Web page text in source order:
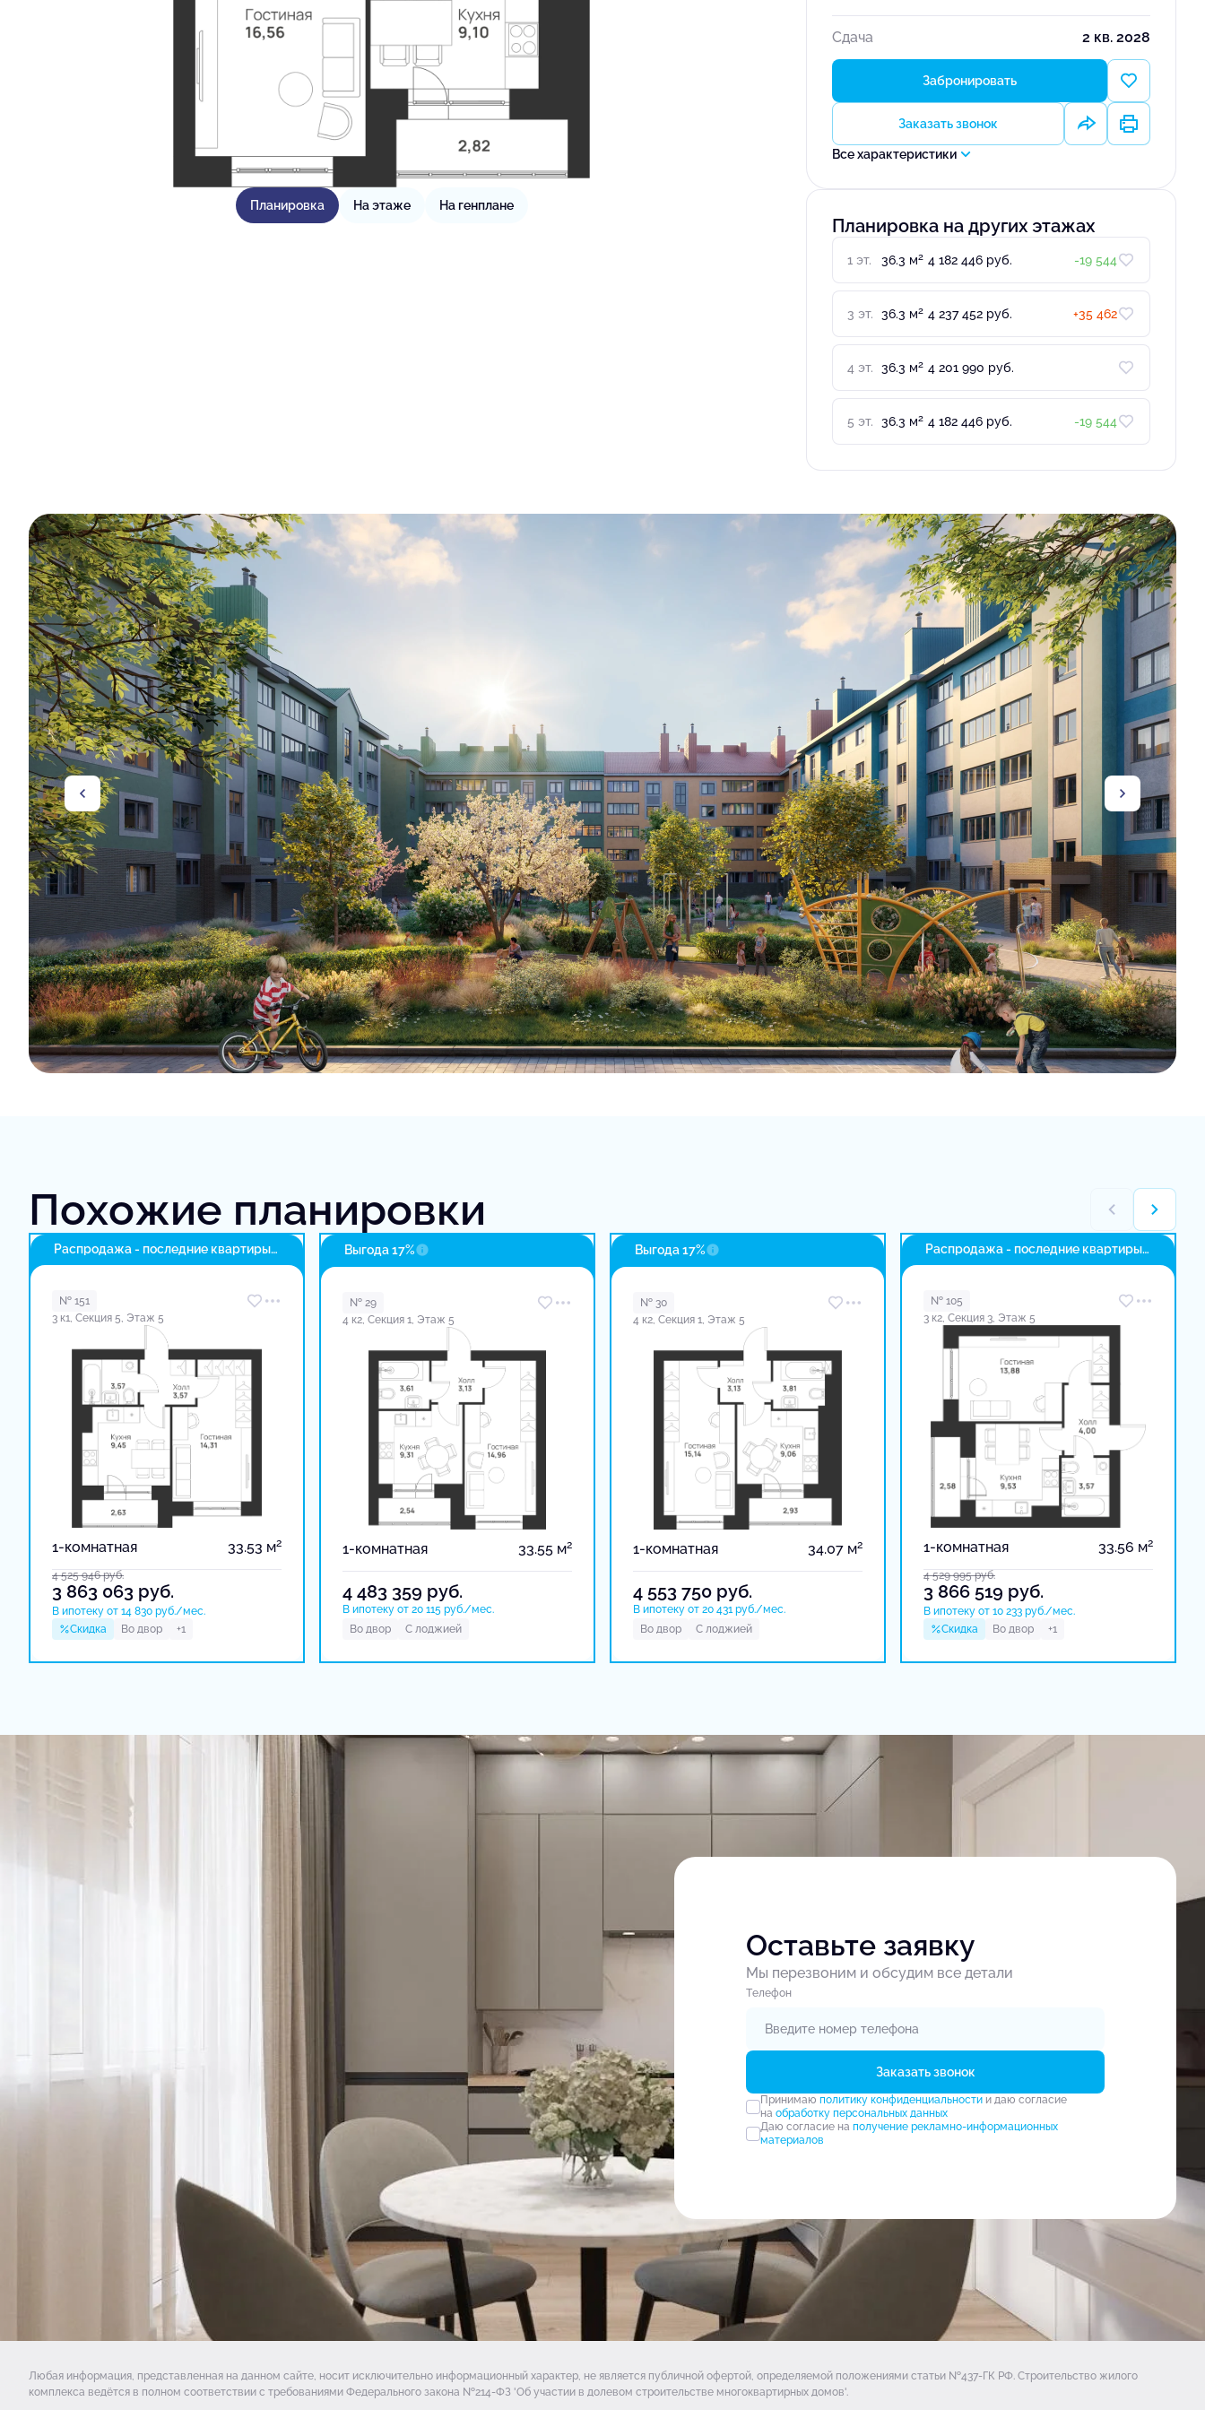
Планировка На этаже На генплане
Сдача 2 кв. 2028
Забронировать
Заказать звонок
Все характеристики
Планировка на других этажах
1 эт. 36.3 м2 4 182 446 руб. -19 544
3 эт. 36.3 м2 4 237 452 руб. +35 462
4 эт. 36.3 м2 4 201 990 руб.
5 эт. 36.3 м2 4 182 446 руб. -19 544
Похожие планировки
Распродажа - последние квартиры
№ 151
3 к1, Секция 5, Этаж 5
1-комнатная 33.53 м2
4 525 946руб.
3 863 063 руб.
В ипотеку от 14 830 руб./мес.
Скидка
Во двор +1
Выгода 17%
№ 29
4 к2, Секция 1, Этаж 5
1-комнатная 33.55 м2
4 483 359 руб.
В ипотеку от 20 115 руб./мес.
Во двор
С лоджией
Выгода 17%
№ 30
4 к2, Секция 1, Этаж 5
1-комнатная 34.07 м2
4 553 750 руб.
В ипотеку от 20 431 руб./мес.
Во двор
С лоджией
Распродажа - последние квартиры
№ 105
3 к2, Секция 3, Этаж 5
1-комнатная 33.56 м2
4 529 995руб.
3 866 519 руб.
В ипотеку от 10 233 руб./мес.
Скидка
Во двор +1
Оставьте заявку
Мы перезвоним и обсудим все детали
Tелефон
Заказать звонок
Принимаю политику конфиденциальностии даю согласие
на обработку персональных данных
Даю согласие на получение рекламно-информационных
материалов
Любая информация, представленная на данном сайте, носит исключительно информационный характер, не является публичной офертой, определяемой положениями статьи №437-ГК РФ. Строительство жилого
комплекса ведётся в полном соответствии с требованиями Федерального закона №214-ФЗ 'Об участии в долевом строительстве многоквартирных домов'.